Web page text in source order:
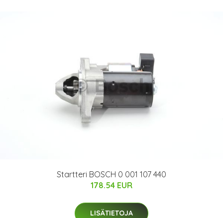
Startteri BOSCH 0 001 107 440
178.54 EUR
LISÄTIETOJA